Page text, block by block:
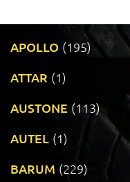
APOLLO (195)
ATTAR (1)
AUSTONE (113)
AUTEL (1)
BARUM (229)